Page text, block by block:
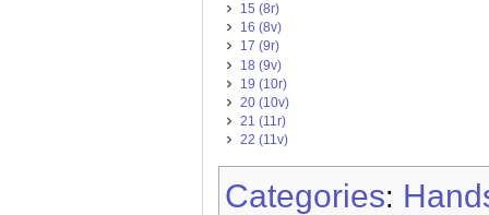
15 (8r)
16 (8v)
17 (9r)
18 (9v)
19 (10r)
20 (10v)
21 (11r)
22 (11v)
Categories: